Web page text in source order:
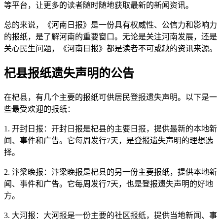
等平台，让更多的读者随时随地获取最新的新闻资讯。
总的来说，《河南日报》是一份具有权威性、公信力和影响力
的报纸，是了解河南的重要窗口。无论是关注河南发展，还是
关心民生问题，《河南日报》都是读者不可或缺的资讯来源。
杞县报纸遗失声明的公告
在杞县，有几个主要的报纸可供居民登报遗失声明。以下是一
些最受欢迎的报纸：
1. 开封日报：开封日报是杞县的主要日报，提供最新的本地新
闻、事件和广告。它每周发行7天，是登报遗失声明的理想选
择。
2. 汴梁晚报：汴梁晚报是杞县的另一份主要报纸，提供本地新
闻、事件和广告。它每周发行7天，也是登报遗失声明的好地
方。
3. 大河报：大河报是一份主要的社区报纸，提供当地新闻、事